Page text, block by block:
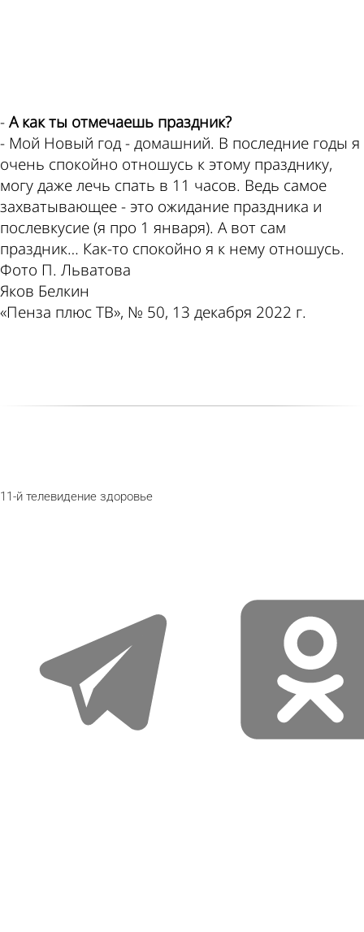
-А как ты отмечаешь праздник?
- Мой Новый год - домашний. В последние годы я
очень спокойно отношусь к этому празднику,
могу даже лечь спать в 11 часов. Ведь самое
захватывающее - это ожидание праздника и
послевкусие (я про 1 января). А вот сам
праздник… Как-то спокойно я к нему отношусь.
Фото П. Льватова
Яков Белкин
«Пенза плюс ТВ», № 50, 13 декабря 2022 г.
11-й телевидение здоровье
odnoklassniki